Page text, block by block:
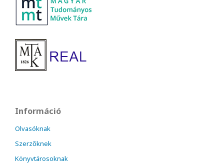
Információ
Olvasóknak
Szerzőknek
Könyvtárosoknak